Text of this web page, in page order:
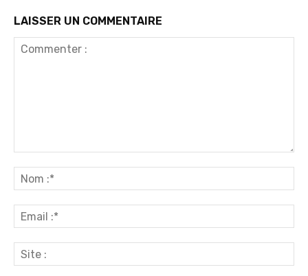
LAISSER UN COMMENTAIRE
:*
:*
: